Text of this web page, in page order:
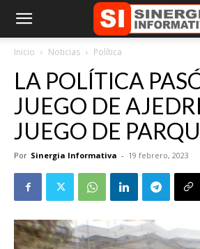
Inicio Noticias Política
LA POLÍTICA
JUEGO DE
JUEGO DE
Por Sinergia Informativa - 19 febrero, 2023